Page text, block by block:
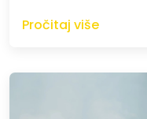
Pročitaj više